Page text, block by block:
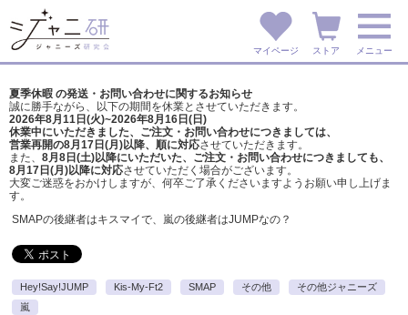
マイページ ストア メニュー
夏季休暇 の発送・お問い合わせに関するお知らせ
誠に勝手ながら、以下の期間を休業とさせていただきます。
2026年8月11日(火)~2026年8月16日(日)
休業中にいただきました、ご注文・お問い合わせにつきましては、
営業再開の8月17日(月)以降、順に対応させていただきます。
また、 8月8日(土)以降にいただいた、ご注文・ お問い合わせにつきましても、
8月17日(月)以降に対応させていただく場合がございます。
大変ご迷惑をおかけしますが、 何卒ご了承くださいますようお願い申し上げま
す。
SMAPの後継者はキスマイで、嵐の後継者はJUMPなの？
Hey!Say!JUMP Kis-My-Ft2 SMAP その他
その他ジャニーズ
嵐